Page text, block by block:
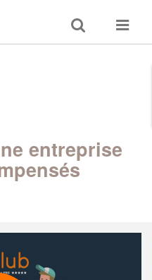
Toggle
search
Toggle
entreprise